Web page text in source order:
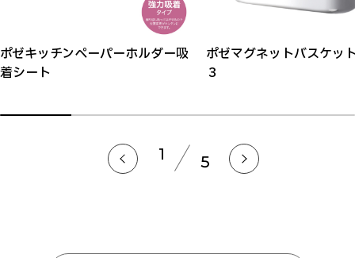
ポゼキッチンペーパーホルダー吸
着シート
ポゼマグネットバスケッ
３
1 5